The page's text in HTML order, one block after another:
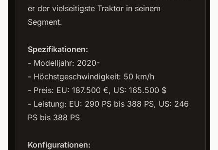
er der vielseitigste Traktor in seinem
Segment.
Spezifikationen:
- Modelljahr: 2020-
- Höchstgeschwindigkeit: 50 km/h
- Preis: EU: 187.500 €, US: 165.500 $
- Leistung: EU: 290 PS bis 388 PS, US: 246
PS bis 388 PS
Konfigurationen: